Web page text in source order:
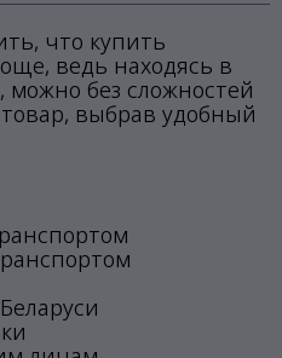
что купить
ведь находясь в
можно без сложностей
выбрав удобный